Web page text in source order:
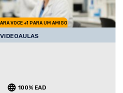
VOCE +1 PARA UM AMIGO
100% EAD